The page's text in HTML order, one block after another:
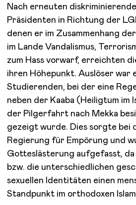
Nach erneuten
Präsidenten in Richtung der
denen er im Zusammenhang
im Lande Vandalismus,
zum Hass vorwarf, erreichten
ihren Höhepunkt. Auslöser war
Studierenden, bei der eine
neben der Kaaba (Heiligtum im
der Pilgerfahrt nach Mekka
gezeigt wurde. Dies sorgte bei
Regierung für Empörung und
Gotteslästerung aufgefasst, da
bzw. die unterschiedlichen
sexuellen Identitäten einen
Standpunkt im orthodoxen